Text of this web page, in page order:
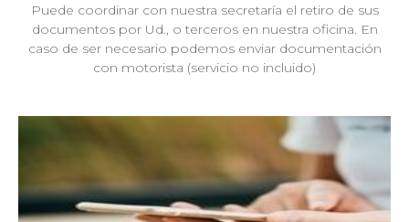
Puede coordinar con nuestra secretaría el retiro de sus
documentos por Ud., o terceros en nuestra oficina. En
caso de ser necesario podemos enviar documentación
con motorista (servicio no incluido)